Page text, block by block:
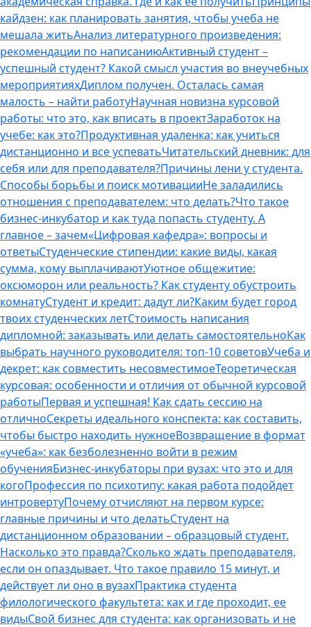
кайдзен: как планировать занятия, чтобы учеба не
мешала житьАнализ литературного произведения:
рекомендации по написаниюАктивный студент –
успешный студент? Какой смысл участия во внеучебных
мероприятияхДиплом получен. Осталась самая
малость – найти работуНаучная новизна курсовой
работы: что это, как вписать в проектЗаработок на
учебе: как это?Продуктивная удаленка: как учиться
дистанционно и все успеватьЧитательский дневник: для
себя или для преподавателя?Причины лени у студента.
Способы борьбы и поиск мотивацииНе заладились
отношения с преподавателем: что делать?Что такое
бизнес-инкубатор и как туда попасть студенту. А
главное – зачем«Цифровая кафедра»: вопросы и
ответыСтуденческие стипендии: какие виды, какая
сумма, кому выплачиваютУютное общежитие:
оксюморон или реальность? Как студенту обустроить
комнатуСтудент и кредит: дадут ли?Каким будет город
твоих студенческих летСтоимость написания
дипломной: заказывать или делать самостоятельноКак
выбрать научного руководителя: топ-10 советовУчеба и
декрет: как совместить несовместимоеТеоретическая
курсовая: особенности и отличия от обычной курсовой
работыПервая и успешная! Как сдать сессию на
отличноСекреты идеального конспекта: как составить,
чтобы быстро находить нужноеВозвращение в формат
«учеба»: как безболезненно войти в режим
обученияБизнес-инкубаторы при вузах: что это и для
когоПрофессия по психотипу: какая работа подойдет
интровертуПочему отчисляют на первом курсе:
главные причины и что делатьСтудент на
дистанционном образовании – образцовый студент.
Насколько это правда?Сколько ждать преподавателя,
если он опаздывает. Что такое правило 15 минут, и
действует ли оно в вузахПрактика студента
филологического факультета: как и где проходит, ее
видыСвой бизнес для студента: как организовать и не